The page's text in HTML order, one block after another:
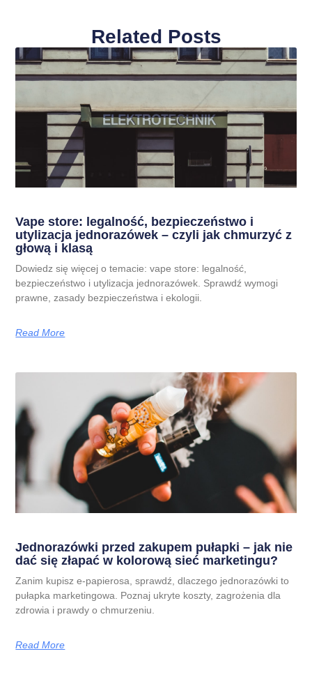
Related Posts
Vape store: legalność, bezpieczeństwo i
utylizacja jednorazówek – czyli jak chmurzyć z
głową i klasą
Dowiedz się więcej o temacie: vape store: legalność,
bezpieczeństwo i utylizacja jednorazówek. Sprawdź wymogi
prawne, zasady bezpieczeństwa i ekologii.
Read More
Jednorazówki przed zakupem pułapki – jak nie
dać się złapać w kolorową sieć marketingu?
Zanim kupisz e-papierosa, sprawdź, dlaczego jednorazówki to
pułapka marketingowa. Poznaj ukryte koszty, zagrożenia dla
zdrowia i prawdy o chmurzeniu.
Read More